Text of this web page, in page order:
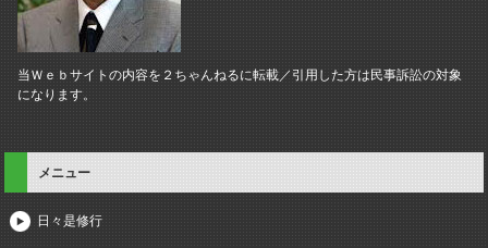
当Ｗｅｂサイトの内容を２ちゃんねるに転載／引用した方は民事訴訟の対象
になります。
メニュー
日々是修行